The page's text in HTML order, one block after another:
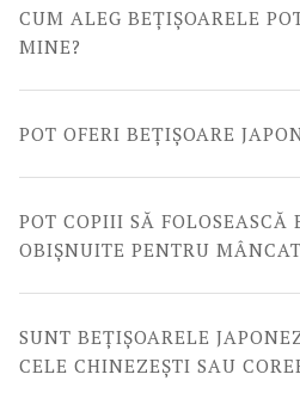
CUM ALEG BEȚIȘOARELE
MINE?
POT OFERI BEȚIȘOARE
POT COPIII SĂ FOLOSEASCĂ
OBIȘNUITE PENTRU
SUNT BEȚIȘOARELE
CELE CHINEZEȘTI SAU